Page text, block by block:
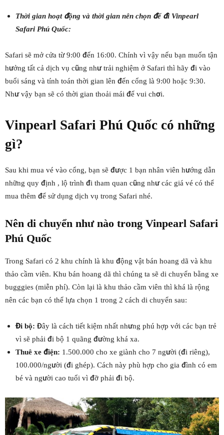
Thời gian hoạt động và thời gian nên chọn để đi Vinpearl
Safari Phú Quốc:
Safari sẽ mở cửa từ 9:00 đến 16:00. Chính vì vậy nếu bạn muốn tận
hưởng tất cả dịch vụ cũng như trải nghiệm ở Safari thì hãy đi vào
buổi sáng và tính toán thời gian lên đến cổng là 9:00 hoặc 9:30.
Như vậy bạn sẽ có thời gian thoải mái để vui chơi.
Vinpearl Safari Phú Quốc có những
gì?
Sau khi mua vé vào cổng, bạn sẽ được 1 bạn nhân viên hướng dẫn
những quy định , lộ trình đi tham quan cũng như các giá vé có thể
mua thêm để sử dụng dịch vụ trong Safari nhé.
Nên di chuyển như nào trong Vinpearl Safari
Phú Quốc
Trong Safari có 2 khu chính là khu động vật bán hoang dã và khu
thảo cầm viên. Khu bán hoang dã thì chúng ta sẽ di chuyển bằng xe
bugggies (miễn phí). Còn lại là khu thảo cầm viên thì khá là rộng
nên các bạn có thể lựa chọn 1 trong 2 cách di chuyển sau:
Đi bộ: Đây là cách tiết kiệm nhất nhưng phú hợp với các bạn trẻ
vì sẽ phải đi bộ 1 quãng đường khá xa.
Thuê xe điện: 1.500.000 cho xe giành cho 7 người (đi riêng),
100.000/người (đi ghép). Cách này phù hợp cho gia đình có em
bé và người cao tuổi vì đỡ phải đi bộ.